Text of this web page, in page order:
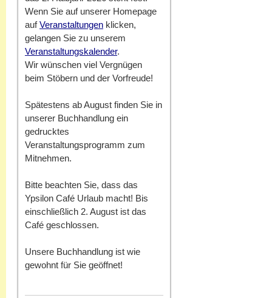
Wenn Sie auf unserer Homepage
aufVeranstaltungen klicken,
gelangen Sie zu unserem
Veranstaltungskalender.
Wir wünschen viel Vergnügen
beim Stöbern und der Vorfreude!
Spätestens ab August finden Sie in
unserer Buchhandlung ein
gedrucktes
Veranstaltungsprogramm zum
Mitnehmen.
Bitte beachten Sie, dass das
Ypsilon Café Urlaub macht! Bis
einschließlich 2. August ist das
Café geschlossen.
Unsere Buchhandlung ist wie
gewohnt für Sie geöffnet!